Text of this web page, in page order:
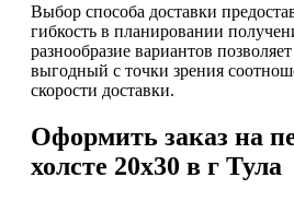
Выбор способа доставки
гибкость в планировании
разнообразие вариантов
выгодный с точки зрения
скорости доставки.
Оформить заказ на
холсте 20х30 в г Тула